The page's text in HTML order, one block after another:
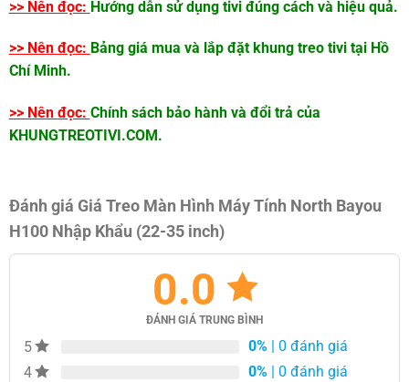
12, Quận Tân Bình, Quận Tân Phú, TP. Thủ Đức,
Quận Bình Tân, Huyện Nhà Bè, Huyện Bình Chánh,
Huyện Hóc Môn, Huyện Củ Chi và một số tỉnh lân
Cần Thơ, Nha Trang, Đà Nẵng.
của Tâm Việt.
Quy cách và tính năng sản phẩm Giá Treo Màn
Hình Máy Tính NB-H100 Nhập Khẩu:
Được thiết kế cho màn hình máy tính 22″-35″
>> Nên đọc: Hướng dẫn sử dụng tivi đúng cách và hiệu quả.
>> Nên đọc: Bảng giá mua và lắp đặt khung treo tivi tại Hồ
Chí Minh.
>> Nên đọc: Chính sách bảo hành và đổi trả của
KHUNGTREOTIVI.COM.
Đánh giá Giá Treo Màn Hình Máy Tính North Bayou
H100 Nhập Khẩu (22-35 inch)
0.0
ĐÁNH GIÁ TRUNG BÌNH
5 0% | 0 đánh giá
4
0% | 0 đánh giá